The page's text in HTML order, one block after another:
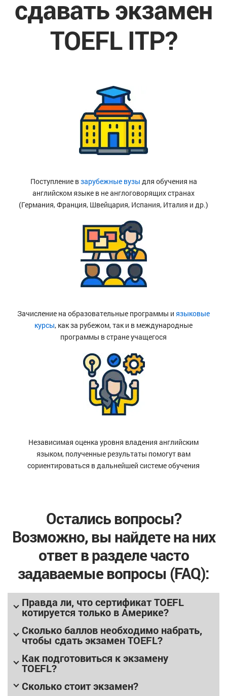
сдавать экзамен
TOEFL ITP?
Поступление взарубежные вузы для обучения на
английском языке в не англоговорящих странах
(Германия, Франция, Швейцария, Испания, Италия и др.)
Зачисление на образовательные программы и языковые
курсы, как за рубежом, так и в международные
программы в стране учащегося
Независимая оценка уровня владения английским
языком, полученные результаты помогут вам
сориентироваться в дальнейшей системе обучения
Остались вопросы?
Возможно, вы найдете на них
ответ в разделе часто
задаваемые вопросы (FAQ):
Правда ли, что сертификат TOEFL
котируется только в Америке?
Сколько баллов необходимо набрать,
чтобы сдать экзамен TOEFL?
Как подготовиться к экзамену
TOEFL?
Сколько стоит экзамен?